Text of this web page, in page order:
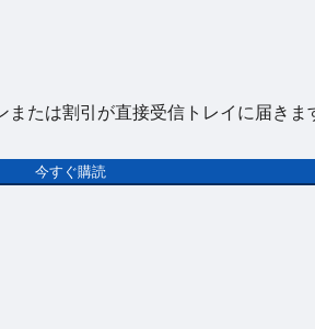
または割引が直接受信トレイに届きま
今すぐ購読